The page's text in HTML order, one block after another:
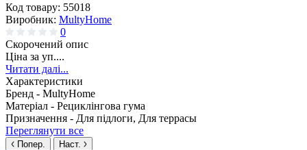
Код товару: 55018
Виробник: MultyHome
0
Скорочений опис
Ціна за уп....
Читати далі...
Характеристики
Бренд - MultyHome
Матеріал - Рециклінгова гума
Призначення - Для підлоги, Для террасы
Переглянути все
Попер. Наст.